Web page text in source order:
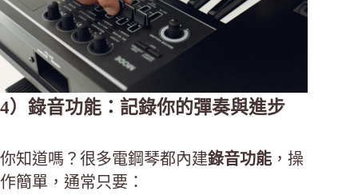
4）錄音功能：記錄你的彈奏與進步
你知道嗎？很多電鋼琴都內建錄音功能，操
作簡單，通常只要：